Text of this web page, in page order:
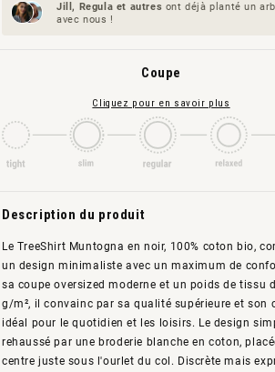
Jill, Regula et autres ont déjà planté un
avec nous !
Coupe
Cliquez pour en savoir plus
Description du produit
Le TreeShirt Muntogna en noir, 100% coton bio,
un design minimaliste avec un maximum de
sa coupe oversized moderne et un poids de tissu
g/m², il convainc par sa qualité supérieure et son
idéal pour le quotidien et les loisirs. Le design
rehaussé par une broderie blanche en coton,
centre juste sous l'ourlet du col. Discrète mais